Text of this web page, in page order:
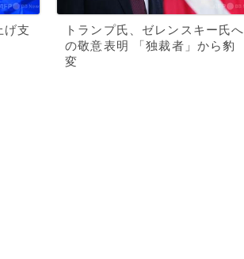
げ支
トランプ氏、ゼレンスキー氏へ
の敬意表明 「独裁者」から豹
変